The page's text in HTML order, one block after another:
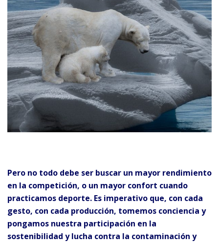
Pero no todo debe ser buscar un mayor rendimiento
en la competición, o un mayor confort cuando
practicamos deporte. Es imperativo que, con cada
gesto, con cada producción, tomemos conciencia y
pongamos nuestra participación en la
sostenibilidad y lucha contra la contaminación y